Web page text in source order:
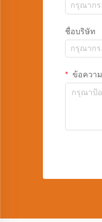
ชื่อบริษัท
ข้อความ